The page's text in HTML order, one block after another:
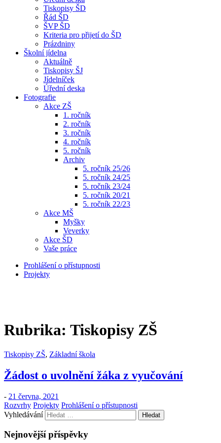
Tiskopisy ŠD
Řád ŠD
ŠVP ŠD
Kriteria pro přijetí do ŠD
Prázdniny
Školní jídelna
Aktuálně
Tiskopisy ŠJ
Jídelníček
Úřední deska
Fotografie
Akce ZŠ
1. ročník
2. ročník
3. ročník
4. ročník
5. ročník
Archiv
5. ročník 25/26
5. ročník 24/25
5. ročník 23/24
5. ročník 20/21
5. ročník 22/23
Akce MŠ
Myšky
Veverky
Akce ŠD
Vaše práce
Prohlášení o přístupnosti
Projekty
Rubrika: Tiskopisy ZŠ
Tiskopisy ZŠ, Základní škola
Žádost o uvolnění žáka z vyučování
- 21 června, 2021
Rozvrhy Projekty Prohlášení o přístupnosti
Vyhledávání
Nejnovější příspěvky